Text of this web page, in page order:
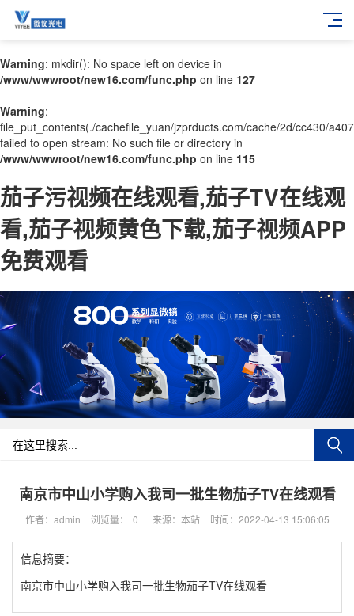
Warning: mkdir(): No space left on device in
/www/wwwroot/new16.com/func.php on line 127
Warning:
file_put_contents(./cachefile_yuan/jzprducts.com/cache/2d/cc430/
failed to open stream: No such file or directory in
/www/wwwroot/new16.com/func.php on line 115
茄子污视频在线观看,茄子TV在线观
看,茄子视频黄色下载,茄子视频APP
免费观看
南京市中山小学购入我司一批生物茄子TV在线观看
作者：admin 浏览量： 0 来源：本站 时间：2022-04-13 15:06:05
信息摘要：
南京市中山小学购入我司一批生物茄子TV在线观看